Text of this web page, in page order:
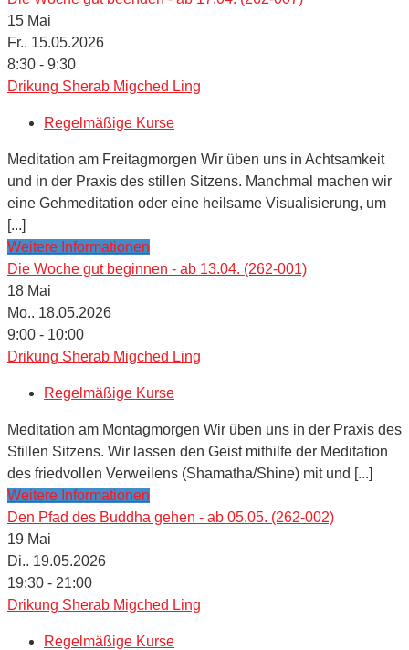
15 Mai
Fr.. 15.05.2026
8:30 - 9:30
Drikung Sherab Migched Ling
Regelmäßige Kurse
Meditation am Freitagmorgen Wir üben uns in Achtsamkeit
und in der Praxis des stillen Sitzens. Manchmal machen wir
eine Gehmeditation oder eine heilsame Visualisierung, um
[...]
Weitere Informationen
Die Woche gut beginnen - ab 13.04. (262-001)
18 Mai
Mo.. 18.05.2026
9:00 - 10:00
Drikung Sherab Migched Ling
Regelmäßige Kurse
Meditation am Montagmorgen Wir üben uns in der Praxis des
Stillen Sitzens. Wir lassen den Geist mithilfe der Meditation
des friedvollen Verweilens (Shamatha/Shine) mit und [...]
Weitere Informationen
Den Pfad des Buddha gehen - ab 05.05. (262-002)
19 Mai
Di.. 19.05.2026
19:30 - 21:00
Drikung Sherab Migched Ling
Regelmäßige Kurse